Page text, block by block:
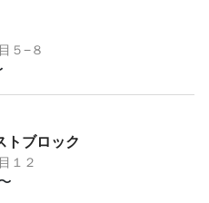
５−８
トブロック
１２